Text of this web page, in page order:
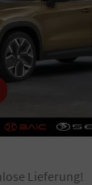
Lieferung!